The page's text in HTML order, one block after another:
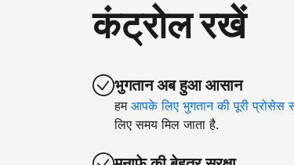
कंट्रोल रखें
भुगतान अब हुआ आसान
हम आपके लिए भुगतान की पूरी प्रोसेस
लिए समय मिल जाता है.